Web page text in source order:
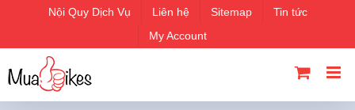
Nội Quy Dịch Vụ Liên hệ Sitemap
Tin tức
My Account